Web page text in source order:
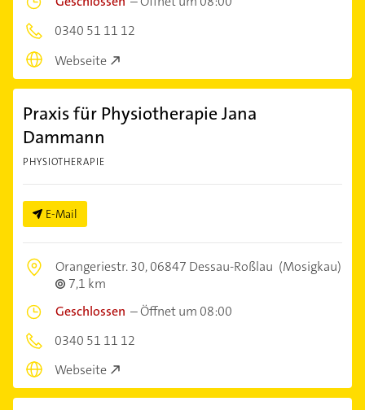
0340 51 11 12
Webseite
Praxis für Physiotherapie Jana
Dammann
PHYSIOTHERAPIE
E-Mail
Orangeriestr. 30,06847 Dessau-Roßlau (Mosigkau)
7,1 km
Geschlossen –Öffnet um 08:00
0340 51 11 12
Webseite